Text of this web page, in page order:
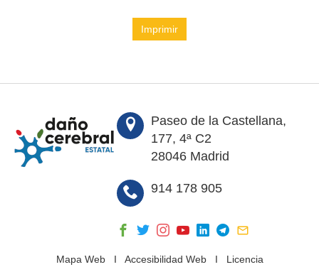
Imprimir
Paseo de la Castellana,
177, 4ª C2
28046 Madrid
914 178 905
Mapa WebI Accesibilidad WebI Licencia